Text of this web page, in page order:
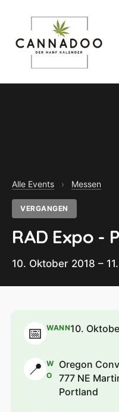
Alle Events › Messen
VERGANGEN
RAD Expo -
10. Oktober 2018 –
📅 WANN10.
📍 W
O
Oregon
777 NE
Portland